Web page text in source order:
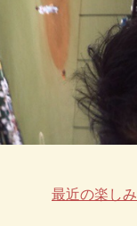
最近の楽しみ